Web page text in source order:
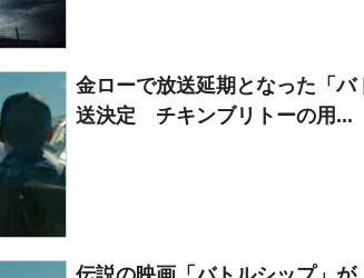
金ローで放送延期となった「
送決定 チキンブリトーの用...